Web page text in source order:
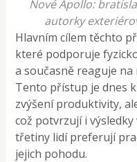
Nové Apollo:
autorky
Hlavním cílem těchto
které podporuje
a současně reaguje
Tento přístup je dnes
zvýšení produktivity,
což potvrzují i
třetiny lidí preferují
jejich pohodu​.